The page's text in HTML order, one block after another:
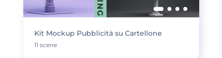
Kit Mockup Pubblicità su Cartellone
11 scene